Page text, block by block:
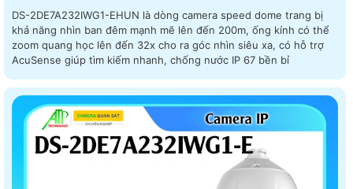
DS-2DE7A232IWG1-EHUN là dòng camera speed dome trang bị
khả năng nhìn ban đêm mạnh mẽ lên đến 200m, ống kính có thể
zoom quang học lên đến 32x cho ra góc nhìn siêu xa, có hỗ trợ
AcuSense giúp tìm kiếm nhanh, chống nước IP 67 bền bỉ